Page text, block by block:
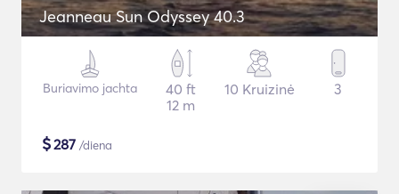
Jeanneau Sun Odyssey 40.3
Buriavimo jachta
40 ft
12 m
10 Kruizinė 3
$287 /diena